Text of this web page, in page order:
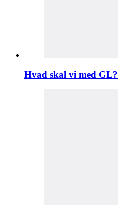
Hvad skal vi med GL?